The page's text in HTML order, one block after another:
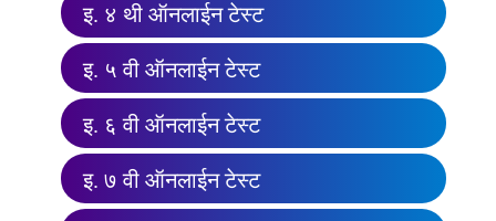
इ. ४ थी ऑनलाईन टेस्ट
इ. ५ वी ऑनलाईन टेस्ट
इ. ६ वी ऑनलाईन टेस्ट
इ. ७ वी ऑनलाईन टेस्ट